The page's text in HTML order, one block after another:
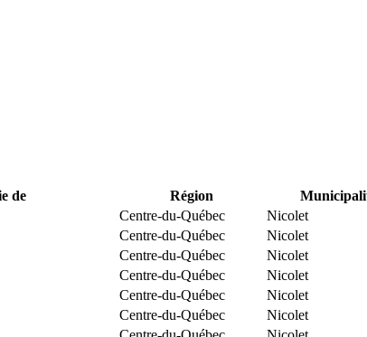
de Région
Centre-du-Québec
Nicolet
Centre-du-Québec
Nicolet
Centre-du-Québec
Nicolet
Centre-du-Québec
Nicolet
Centre-du-Québec
Nicolet
Centre-du-Québec
Nicolet